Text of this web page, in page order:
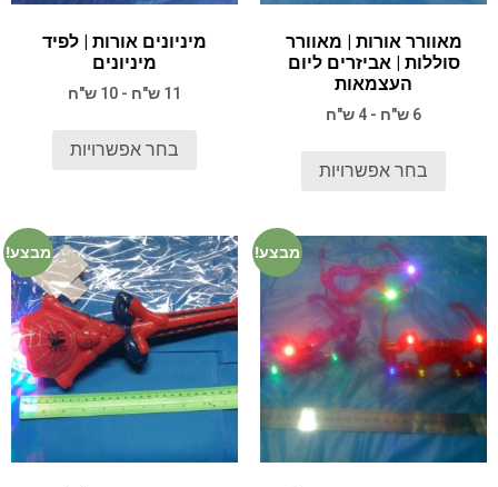
מאוורר אורות | מאוורר
סוללות | אביזרים ליום
העצמאות
6 ש"ח - 4 ש"ח
בחר אפשרויות
מיניונים אורות | לפיד
מיניונים
11 ש"ח - 10 ש"ח
בחר אפשרויות
מבצע! מבצע!